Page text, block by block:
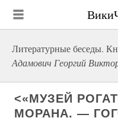
Литературные беседы.
Адамович Георгий
<«МУЗЕЙ
МОРАНА. —